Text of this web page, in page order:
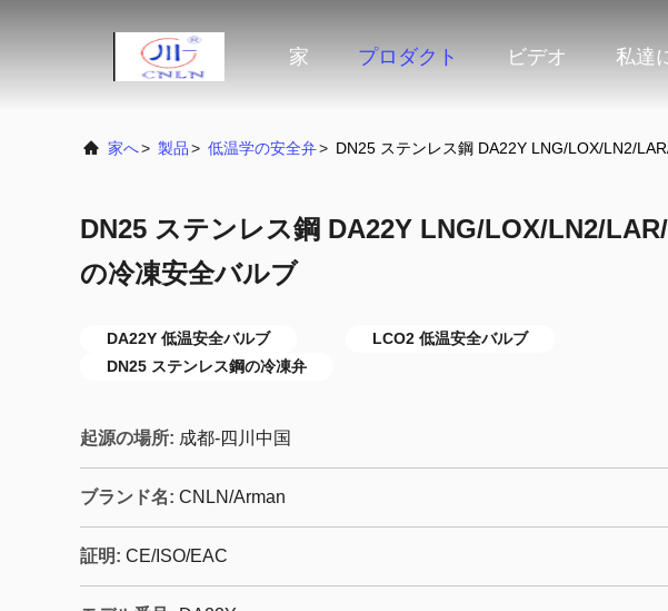
家 プロダクト ビデオ 私達
家へ> 製品> 低温学の安全弁> DN25 ステンレス鋼 DA22Y LNG/LOX/LN2/
DN25 ステンレス鋼 DA22Y LNG/LOX/LN2/
の冷凍安全バルブ
DA22Y 低温安全バルブ
LCO2 低温安全バルブ
DN25 ステンレス鋼の冷凍弁
起源の場所: 成都-四川中国
ブランド名: CNLN/Arman
証明: CE/ISO/EAC